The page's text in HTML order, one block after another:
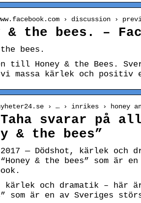
› discussion ›
& the bees. –
bees.
till Honey & the Bees.
massa kärlek och positiv
› … › inrikes › honey
svarar på
& the bees”
— Dödshot, kärlek
& the bees” som är
kärlek och dramatik – här
som är en av Sveriges